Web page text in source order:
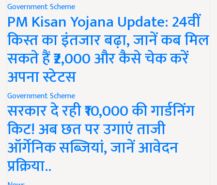
Government Scheme
PM Kisan Yojana Update: 24वीं
किस्त का इंतजार बढ़ा, जानें कब मिल
सकते हैं ₹2,000 और कैसे चेक करें
अपना स्टेटस
Government Scheme
सरकार दे रही ₹10,000 की गार्डनिंग
किट! अब छत पर उगाएं ताजी
ऑर्गेनिक सब्जियां, जानें आवेदन
प्रक्रिया..